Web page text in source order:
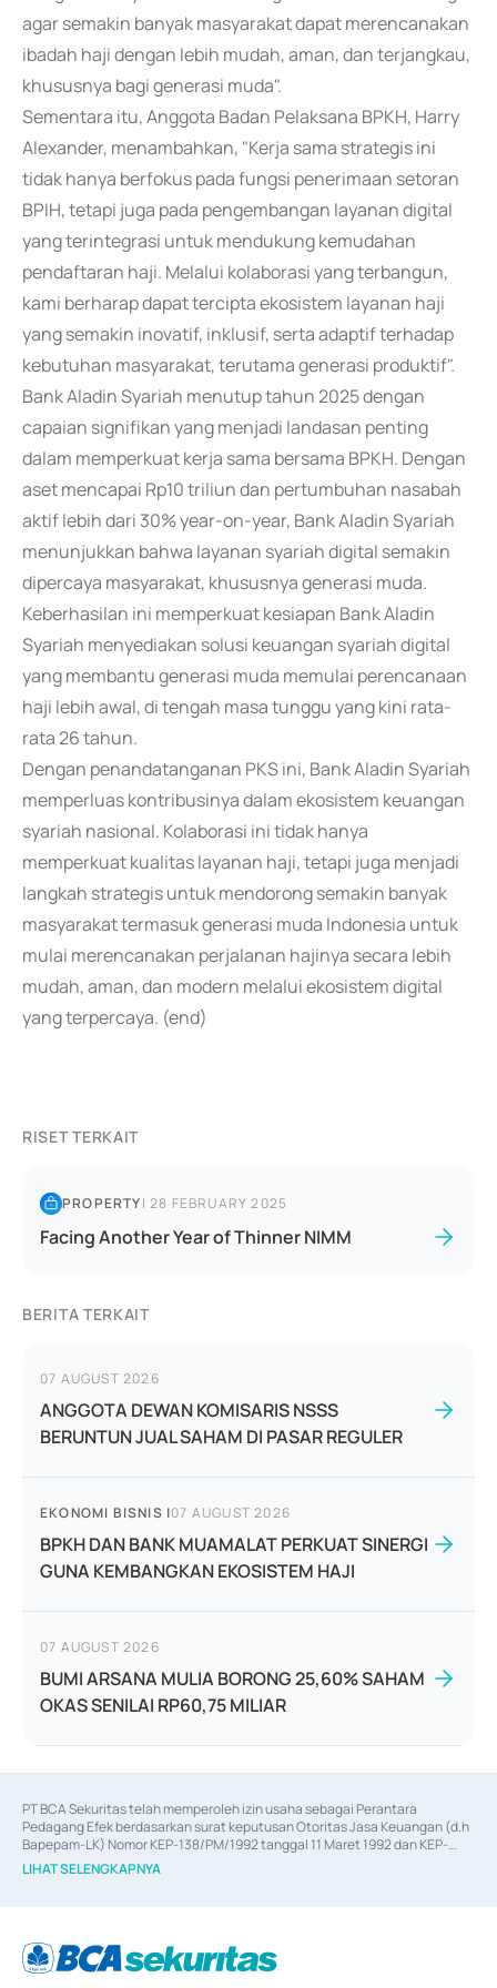
agar semakin banyak masyarakat dapat merencanakan
ibadah haji dengan lebih mudah, aman, dan terjangkau,
khususnya bagi generasi muda".
Sementara itu, Anggota Badan Pelaksana BPKH, Harry
Alexander, menambahkan, "Kerja sama strategis ini
tidak hanya berfokus pada fungsi penerimaan setoran
BPIH, tetapi juga pada pengembangan layanan digital
yang terintegrasi untuk mendukung kemudahan
pendaftaran haji. Melalui kolaborasi yang terbangun,
kami berharap dapat tercipta ekosistem layanan haji
yang semakin inovatif, inklusif, serta adaptif terhadap
kebutuhan masyarakat, terutama generasi produktif".
Bank Aladin Syariah menutup tahun 2025 dengan
capaian signifikan yang menjadi landasan penting
dalam memperkuat kerja sama bersama BPKH. Dengan
aset mencapai Rp10 triliun dan pertumbuhan nasabah
aktif lebih dari 30% year-on-year, Bank Aladin Syariah
menunjukkan bahwa layanan syariah digital semakin
dipercaya masyarakat, khususnya generasi muda.
Keberhasilan ini memperkuat kesiapan Bank Aladin
Syariah menyediakan solusi keuangan syariah digital
yang membantu generasi muda memulai perencanaan
haji lebih awal, di tengah masa tunggu yang kini rata-
rata 26 tahun.
Dengan penandatanganan PKS ini, Bank Aladin Syariah
memperluas kontribusinya dalam ekosistem keuangan
syariah nasional. Kolaborasi ini tidak hanya
memperkuat kualitas layanan haji, tetapi juga menjadi
langkah strategis untuk mendorong semakin banyak
masyarakat termasuk generasi muda Indonesia untuk
mulai merencanakan perjalanan hajinya secara lebih
mudah, aman, dan modern melalui ekosistem digital
yang terpercaya. (end)
RISET TERKAIT
PROPERTY|28 FEBRUARY 2025
Facing Another Year of Thinner NIMM
BERITA TERKAIT
07 AUGUST 2026
ANGGOTA DEWAN KOMISARIS NSSS
BERUNTUN JUAL SAHAM DI PASAR REGULER
EKONOMI BISNIS |07 AUGUST 2026
BPKH DAN BANK MUAMALAT PERKUAT SINERGI
GUNA KEMBANGKAN EKOSISTEM HAJI
07 AUGUST 2026
BUMI ARSANA MULIA BORONG 25,60% SAHAM
OKAS SENILAI RP60,75 MILIAR
PT BCA Sekuritas telah memperoleh izin usaha sebagai Perantara
Pedagang Efek berdasarkan surat keputusan Otoritas Jasa Keuangan (d.h
Bapepam-LK) Nomor KEP-138/PM/1992 tanggal 11 Maret 1992 dan KEP-
06/D.04/2014 tanggal 28 Februari 2014, izin usaha sebagai Penjamin Emisi
Efek berdasarkan surat keputusan Otoritas Jasa Keuangan Nomor KEP-
berdasarkan surat keputusan Otoritas Jasa Keuangan Nomor S-
67/PM.21/2017 tanggal 3 Februari 2017, dan beberapa izin usaha lainnya
LIHAT SELENGKAPNYA